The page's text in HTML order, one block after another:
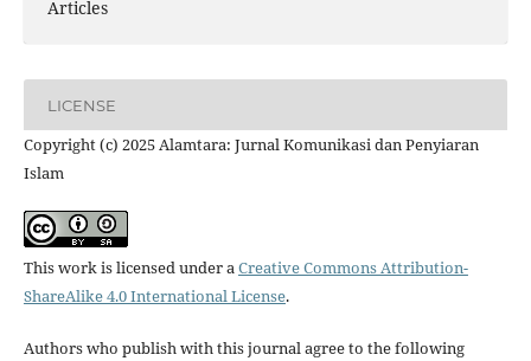
Articles
LICENSE
Copyright (c) 2025 Alamtara: Jurnal Komunikasi dan Penyiaran
Islam
This work is licensed under aCreative Commons Attribution-
ShareAlike 4.0 International License.
Authors who publish with this journal agree to the following